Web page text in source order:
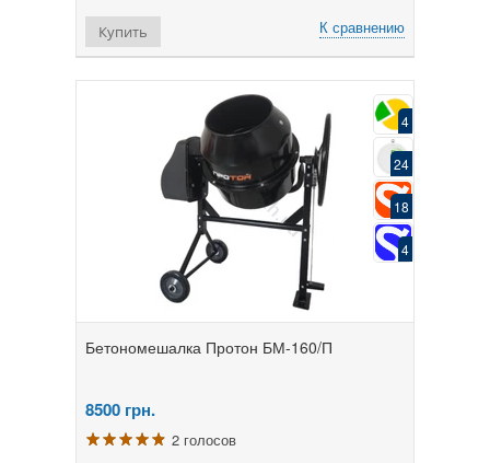
К сравнению
Купить
4
24
18
4
Бетономешалка Протон БМ-160/П
8500 грн.
2 голосов